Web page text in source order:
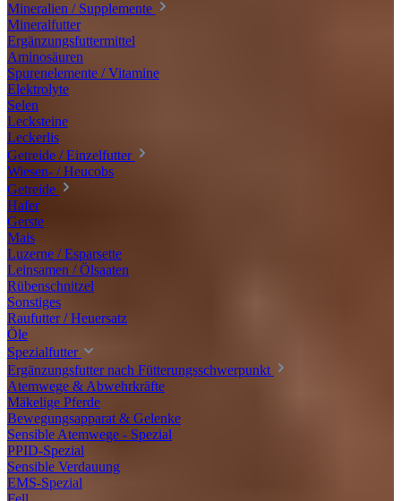
Mineralien / Supplemente
Mineralfutter
Ergänzungsfuttermittel
Aminosäuren
Spurenelemente / Vitamine
Elektrolyte
Selen
Lecksteine
Leckerlis
Getreide / Einzelfutter
Wiesen- / Heucobs
Getreide
Hafer
Gerste
Mais
Luzerne / Esparsette
Leinsamen / Ölsaaten
Rübenschnitzel
Sonstiges
Raufutter / Heuersatz
Öle
Spezialfutter
Ergänzungsfutter nach Fütterungsschwerpunkt
Atemwege & Abwehrkräfte
Mäkelige Pferde
Bewegungsapparat & Gelenke
Sensible Atemwege - Spezial
PPID-Spezial
Sensible Verdauung
EMS-Spezial